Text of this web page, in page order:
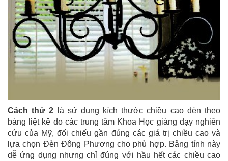
Cách thứ 2 là sử dụng kích thước chiều cao đèn theo
bảng liệt kê do các trung tâm Khoa Học giảng dạy nghiên
cứu của Mỹ, đối chiếu gần đúng các giá trị chiều cao và
lựa chọn Đèn Đông Phương cho phù hợp. Bảng tính này
dễ ứng dụng nhưng chỉ đúng với hầu hết các chiều cao